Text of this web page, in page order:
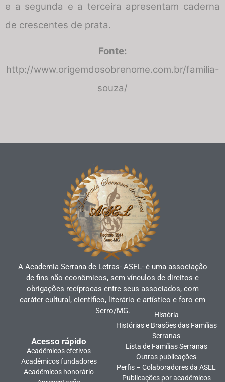
e a segunda e a terceira apresentam caderna
de crescentes de prata.
Fonte:
http://www.origemdosobrenome.com.br/familia-
souza/
A Academia Serrana de Letras- ASEL- é uma associação
de fins não econômicos, sem vínculos de direitos e
obrigações recíprocas entre seus associados, com
caráter cultural, científico, literário e artístico e foro em
Serro/MG.
Acesso rápido
Acadêmicos efetivos
Acadêmicos fundadores
Acadêmicos honorário
História
Histórias e Brasões das Famílias
Serranas
Lista de Famílias Serranas
Outras publicações
Perfis – Colaboradores da ASEL
Publicações por acadêmicos